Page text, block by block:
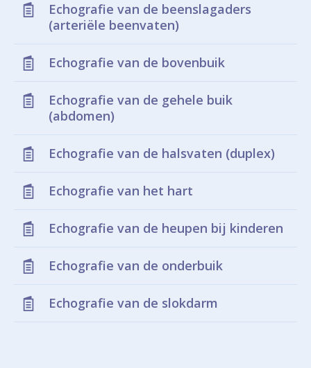
Echografie van de beenslagaders
(arteriële beenvaten)
Echografie van de bovenbuik
Echografie van de gehele buik
(abdomen)
Echografie van de halsvaten (duplex)
Echografie van het hart
Echografie van de heupen bij kinderen
Echografie van de onderbuik
Echografie van de slokdarm